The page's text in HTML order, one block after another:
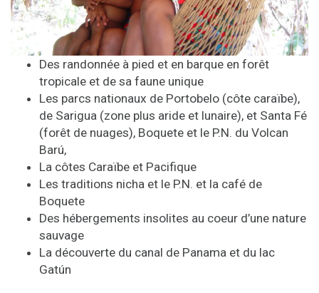
Des randonnée à pied et en barque en forêt
tropicale et de sa faune unique
Les parcs nationaux de Portobelo (côte caraïbe),
de Sarigua (zone plus aride et lunaire), et Santa Fé
(forêt de nuages), Boquete et le P.N. du Volcan
Barú,
La côtes Caraïbe et Pacifique
Les traditions nicha et le P.N. et la café de
Boquete
Des hébergements insolites au coeur d’une nature
sauvage
La découverte du canal de Panama et du lac
Gatún